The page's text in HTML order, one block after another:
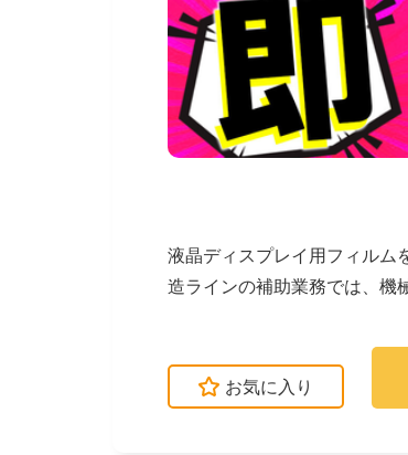
液晶ディスプレイ用フィルム
造ラインの補助業務では、機
お気に入り